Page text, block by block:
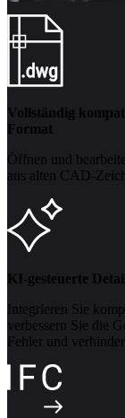
Vollständig
Format
Öffnen und
aus alten CAD-
KI-gesteuerte
Integrieren Sie
verbessern Sie die
Fehler und